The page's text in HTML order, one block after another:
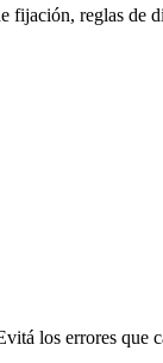
reglas de
los errores que